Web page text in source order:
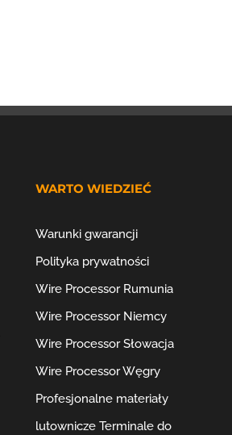
WARTO WIEDZIEĆ
Warunki gwarancji
Polityka prywatności
Wire Processor Rumunia
Wire Processor Niemcy
Wire Processor Słowacja
Wire Processor Węgry
Profesjonalne materiały
lutownicze Terminale do